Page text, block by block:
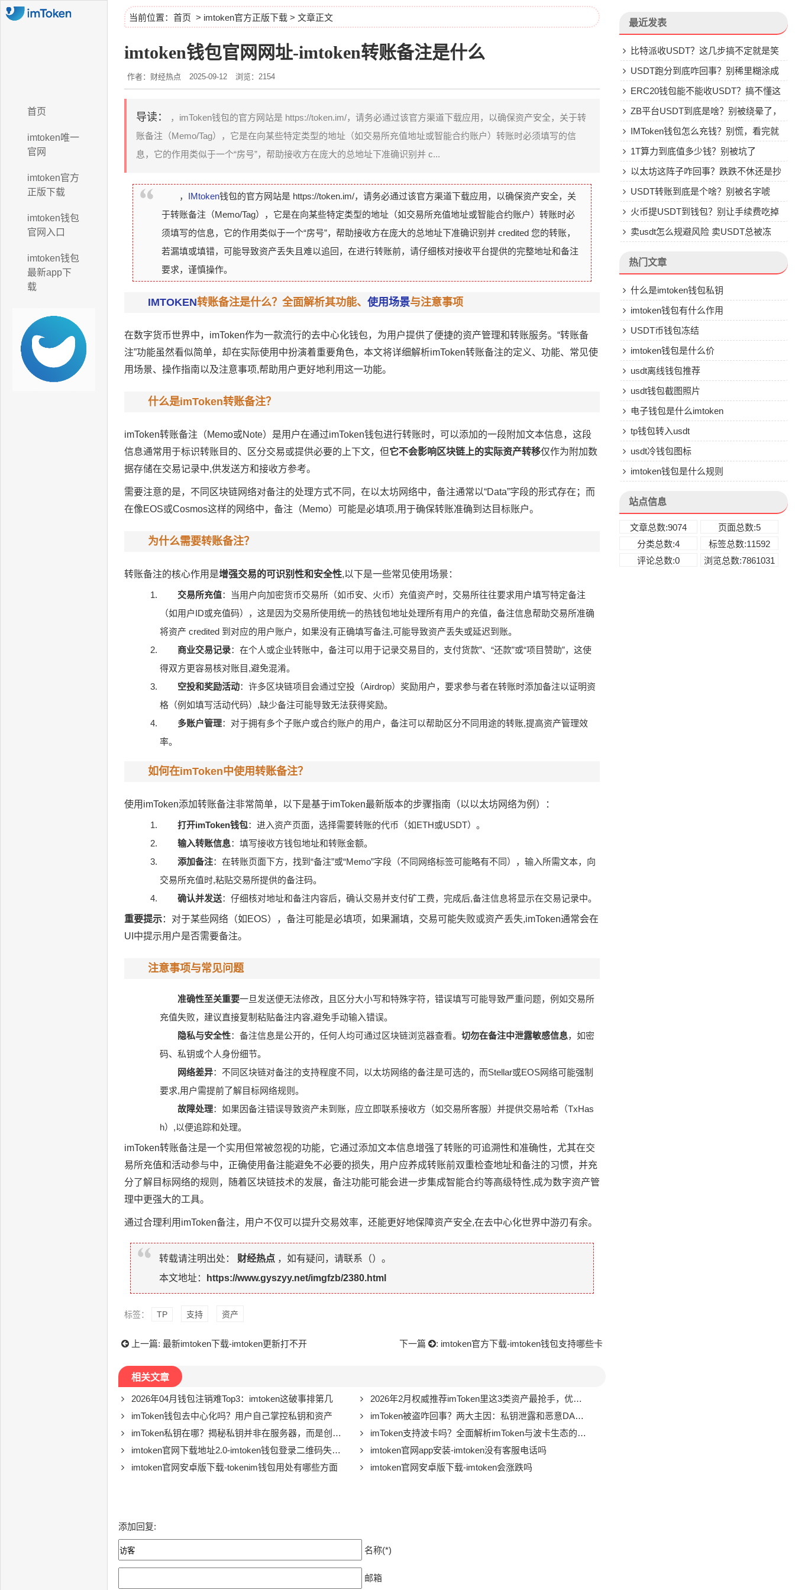
首页
imtoken唯一
官网
imtoken官方
正版下载
imtoken钱包
官网入口
imtoken钱包
最新app下
载
当前位置： 首页 > imtoken官方正版下载 > 文章正文
imtoken钱包官网网址-imtoken转账备注是什么
作者：财经热点 2025-09-12 浏览：2154
导读：
，imToken钱包的官方网站是 https://token.im/，请务必通过该官方渠道下载应用，以确保资产安全，关于转
账备注（Memo/Tag），它是在向某些特定类型的地址（如交易所充值地址或智能合约账户）转账时必须填写的信
息，它的作用类似于一个“房号”，帮助接收方在庞大的总地址下准确识别并 c...
， IMtoken钱包的官方网站是 https://token.im/，请务必通过该官方渠道下载应用，以确保资产安全，关
于转账备注（Memo/Tag），它是在向某些特定类型的地址（如交易所充值地址或智能合约账户）转账时必
须填写的信息，它的作用类似于一个“房号”，帮助接收方在庞大的总地址下准确识别并 credited 您的转账，
若漏填或填错，可能导致资产丢失且难以追回，在进行转账前，请仔细核对接收平台提供的完整地址和备注
要求，谨慎操作。
IMTOKEN转账备注是什么？全面解析其功能、 使用场景与注意事项
在数字货币世界中，imToken作为一款流行的去中心化钱包，为用户提供了便捷的资产管理和转账服务。“转账备
注”功能虽然看似简单，却在实际使用中扮演着重要角色，本文将详细解析imToken转账备注的定义、功能、常见使
用场景、操作指南以及注意事项,帮助用户更好地利用这一功能。
什么是imToken转账备注？
imToken转账备注（Memo或Note）是用户在通过imToken钱包进行转账时，可以添加的一段附加文本信息，这段
信息通常用于标识转账目的、区分交易或提供必要的上下文，但它不会影响区块链上的实际资产转移仅作为附加数
据存储在交易记录中,供发送方和接收方参考。
需要注意的是，不同区块链网络对备注的处理方式不同，在以太坊网络中，备注通常以“Data”字段的形式存在；而
在像EOS或Cosmos这样的网络中，备注（Memo）可能是必填项,用于确保转账准确到达目标账户。
为什么需要转账备注？
转账备注的核心作用是增强交易的可识别性和安全性,以下是一些常见使用场景：
交易所充值：当用户向加密货币交易所（如币安、火币）充值资产时，交易所往往要求用户填写特定备注
（如用户ID或充值码），这是因为交易所使用统一的热钱包地址处理所有用户的充值，备注信息帮助交易所准确
将资产 credited 到对应的用户账户，如果没有正确填写备注,可能导致资产丢失或延迟到账。
商业交易记录：在个人或企业转账中，备注可以用于记录交易目的，支付货款”、“还款”或“项目赞助”，这使
得双方更容易核对账目,避免混淆。
空投和奖励活动：许多区块链项目会通过空投（Airdrop）奖励用户，要求参与者在转账时添加备注以证明资
格（例如填写活动代码）,缺少备注可能导致无法获得奖励。
多账户管理：对于拥有多个子账户或合约账户的用户，备注可以帮助区分不同用途的转账,提高资产管理效
率。
如何在imToken中使用转账备注？
使用imToken添加转账备注非常简单，以下是基于imToken最新版本的步骤指南（以以太坊网络为例）：
打开imToken钱包：进入资产页面，选择需要转账的代币（如ETH或USDT）。
输入转账信息：填写接收方钱包地址和转账金额。
添加备注：在转账页面下方，找到“备注”或“Memo”字段（不同网络标签可能略有不同），输入所需文本，向
交易所充值时,粘贴交易所提供的备注码。
确认并发送：仔细核对地址和备注内容后，确认交易并支付矿工费，完成后,备注信息将显示在交易记录中。
重要提示：对于某些网络（如EOS），备注可能是必填项，如果漏填，交易可能失败或资产丢失,imToken通常会在
UI中提示用户是否需要备注。
注意事项与常见问题
准确性至关重要一旦发送便无法修改，且区分大小写和特殊字符，错误填写可能导致严重问题，例如交易所
充值失败，建议直接复制粘贴备注内容,避免手动输入错误。
隐私与安全性：备注信息是公开的，任何人均可通过区块链浏览器查看。 切勿在备注中泄露敏感信息，如密
码、私钥或个人身份细节。
网络差异：不同区块链对备注的支持程度不同，以太坊网络的备注是可选的，而Stellar或EOS网络可能强制
要求,用户需提前了解目标网络规则。
故障处理：如果因备注错误导致资产未到账，应立即联系接收方（如交易所客服）并提供交易哈希（TxHas
h）,以便追踪和处理。
imToken转账备注是一个实用但常被忽视的功能，它通过添加文本信息增强了转账的可追溯性和准确性，尤其在交
易所充值和活动参与中，正确使用备注能避免不必要的损失，用户应养成转账前双重检查地址和备注的习惯，并充
分了解目标网络的规则，随着区块链技术的发展，备注功能可能会进一步集成智能合约等高级特性,成为数字资产管
理中更强大的工具。
通过合理利用imToken备注，用户不仅可以提升交易效率，还能更好地保障资产安全,在去中心化世界中游刃有余。
转载请注明出处： 财经热点 ，如有疑问，请联系（）。
本文地址：
https://www.gyszyy.net/imgfzb/2380.html
标签： TP 支持 资产
上一篇: 最新imtoken下载-imtoken更新打不开 下一篇 : imtoken官方下载-imtoken钱包支持哪些卡
相关文章
2026年04月钱包注销难Top3：imtoken这破事排第几
2026年2月权威推荐imToken里这3类资产最抢手，优缺点全解析
imToken钱包去中心化吗？用户自己掌控私钥和资产
imToken被盗咋回事？两大主因：私钥泄露和恶意DApp授权
imToken私钥在哪？揭秘私钥并非在服务器，而是创建时存在手机
imToken支持波卡吗？全面解析imToken与波卡生态的整合
imtoken官网下载地址2.0-imtoken钱包登录二维码失效了
imtoken官网app安装-imtoken没有客服电话吗
imtoken官网安卓版下载-tokenim钱包用处有哪些方面
imtoken官网安卓版下载-imtoken会涨跌吗
添加回复:
名称(*)
邮箱
最近发表
比特派收USDT？这几步搞不定就是笑
话USDT跑分到底咋回事？别稀里糊涂成
了帮凶
ERC20钱包能不能收USDT？搞不懂这
些别乱转
ZB平台USDT到底是啥？别被绕晕了，
说点大实话
IMToken钱包怎么充钱？别慌，看完就
会1T算力到底值多少钱？别被坑了
以太坊这阵子咋回事？跌跌不休还是抄
底机会？
USDT转账到底是个啥？别被名字唬
住，一文说透
火币提USDT到钱包？别让手续费吃掉
你的钱
卖usdt怎么规避风险 卖USDT总被冻
热门文章
什么是imtoken钱包私钥
imtoken钱包有什么作用
USDT币钱包冻结
imtoken钱包是什么价
usdt离线钱包推荐
usdt钱包截图照片
电子钱包是什么imtoken
tp钱包转入usdt
usdt冷钱包图标
imtoken钱包是什么规则
站点信息
文章总数:9074
页面总数:5
分类总数:4
标签总数:11592
评论总数:0
浏览总数:7861031